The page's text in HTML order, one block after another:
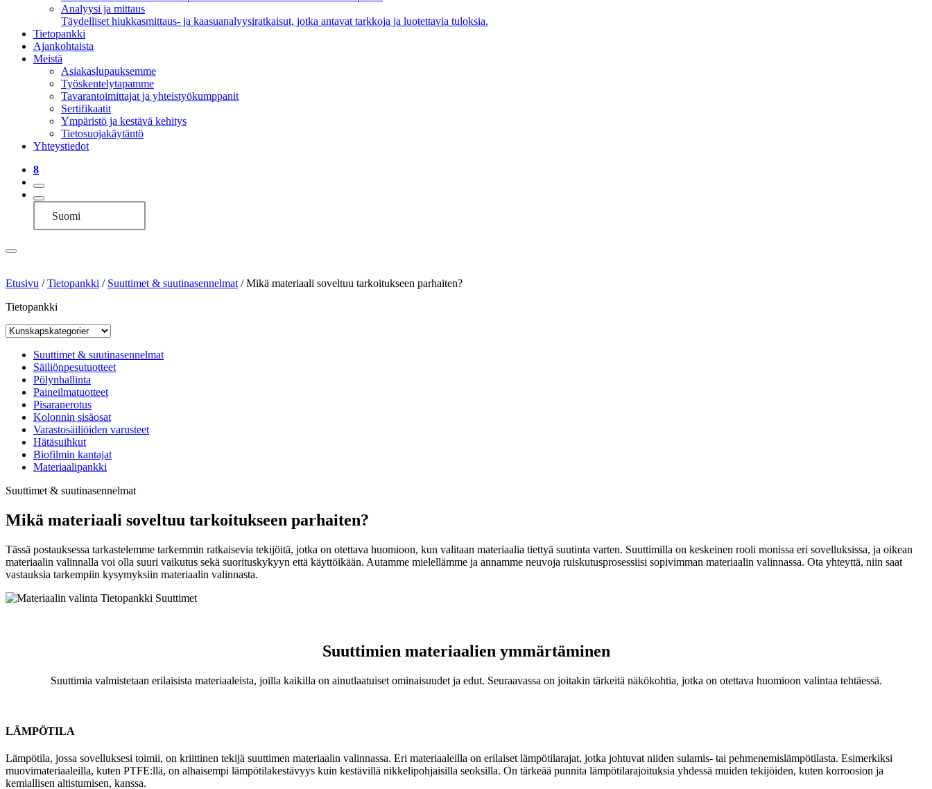
Analyysi ja mittaus
Täydelliset hiukkasmittaus- ja kaasuanalyysiratkaisut, jotka antavat tarkkoja ja luotettavia tuloksia.
Tietopankki
Ajankohtaista
Meistä
Asiakaslupauksemme
Työskentelytapamme
Tavarantoimittajat ja yhteistyökumppanit
Sertifikaatit
Ympäristö ja kestävä kehitys
Tietosuojakäytäntö
Yhteystiedot
8
Suomi
Etusivu /Tietopankki / Suuttimet & suutinasennelmat /Mikä materiaali soveltuu tarkoitukseen parhaiten?
Tietopankki
Suuttimet & suutinasennelmat
Säiliönpesutuotteet
Pölynhallinta
Paineilmatuotteet
Pisaranerotus
Kolonnin sisäosat
Varastosäiliöiden varusteet
Hätäsuihkut
Biofilmin kantajat
Materiaalipankki
Suuttimet & suutinasennelmat
Mikä materiaali soveltuu tarkoitukseen parhaiten?
Tässä postauksessa tarkastelemme tarkemmin ratkaisevia tekijöitä, jotka on otettava huomioon, kun valitaan materiaalia tiettyä suutinta varten. Suuttimilla on keskeinen rooli monissa eri sovelluksissa, ja oikean
materiaalin valinnalla voi olla suuri vaikutus sekä suorituskykyyn että käyttöikään. Autamme mielellämme ja annamme neuvoja ruiskutusprosessiisi sopivimman materiaalin valinnassa. Ota yhteyttä, niin saat
vastauksia tarkempiin kysymyksiin materiaalin valinnasta.
Suuttimien materiaalien ymmärtäminen
Suuttimia valmistetaan erilaisista materiaaleista, joilla kaikilla on ainutlaatuiset ominaisuudet ja edut. Seuraavassa on joitakin tärkeitä näkökohtia, jotka on otettava huomioon valintaa tehtäessä.
LÄMPÖTILA
Lämpötila, jossa sovelluksesi toimii, on kriittinen tekijä suuttimen materiaalin valinnassa. Eri materiaaleilla on erilaiset lämpötilarajat, jotka johtuvat niiden sulamis- tai pehmenemislämpötilasta. Esimerkiksi
muovimateriaaleilla, kuten PTFE:llä, on alhaisempi lämpötilakestävyys kuin kestävillä nikkelipohjaisilla seoksilla. On tärkeää punnita lämpötilarajoituksia yhdessä muiden tekijöiden, kuten korroosion ja
kemiallisen altistumisen, kanssa.